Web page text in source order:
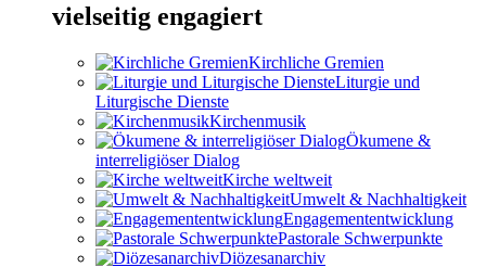
vielseitig engagiert
Kirchliche Gremien
Liturgie und
Liturgische Dienste
Kirchenmusik
Ökumene &
interreligiöser Dialog
Kirche weltweit
Umwelt & Nachhaltigkeit
Engagemententwicklung
Pastorale Schwerpunkte
Diözesanarchiv